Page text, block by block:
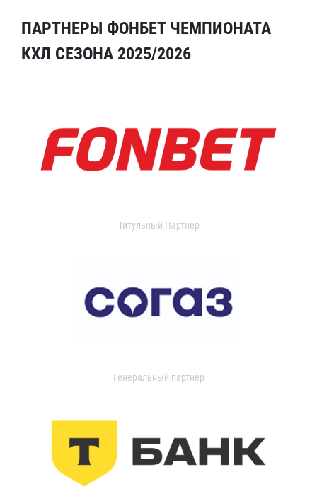
ПАРТНЕРЫ ФОНБЕТ ЧЕМПИОНАТА
КХЛ СЕЗОНА 2025/2026
Титульный Партнер
Генеральный партнер